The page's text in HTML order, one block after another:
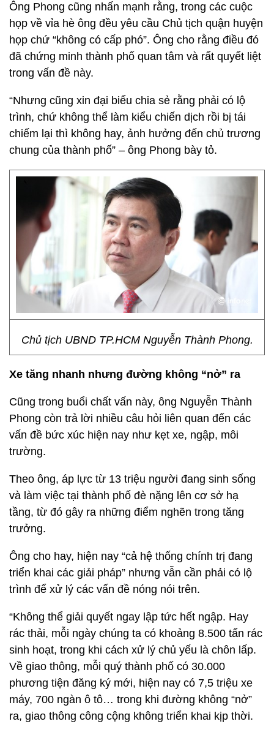
Ông Phong cũng nhấn mạnh rằng, trong các cuộc
họp về vỉa hè ông đều yêu cầu Chủ tịch quận huyện
họp chứ “không có cấp phó”. Ông cho rằng điều đó
đã chứng minh thành phố quan tâm và rất quyết liệt
trong vấn đề này.
“Nhưng cũng xin đại biểu chia sẻ rằng phải có lộ
trình, chứ không thể làm kiểu chiến dịch rồi bị tái
chiếm lại thì không hay, ảnh hưởng đến chủ trương
chung của thành phố” – ông Phong bày tỏ.
Chủ tịch UBND TP.HCM Nguyễn Thành Phong.
Xe tăng nhanh nhưng đường không “nở” ra
Cũng trong buổi chất vấn này, ông Nguyễn Thành
Phong còn trả lời nhiều câu hỏi liên quan đến các
vấn đề bức xúc hiện nay như kẹt xe, ngập, môi
trường.
Theo ông, áp lực từ 13 triệu người đang sinh sống
và làm việc tại thành phố đè nặng lên cơ sở hạ
tầng, từ đó gây ra những điểm nghẽn trong tăng
trưởng.
Ông cho hay, hiện nay “cả hệ thống chính trị đang
triển khai các giải pháp” nhưng vẫn cần phải có lộ
trình để xử lý các vấn đề nóng nói trên.
“Không thể giải quyết ngay lập tức hết ngập. Hay
rác thải, mỗi ngày chúng ta có khoảng 8.500 tấn rác
sinh hoạt, trong khi cách xử lý chủ yếu là chôn lấp.
Về giao thông, mỗi quý thành phố có 30.000
phương tiện đăng ký mới, hiện nay có 7,5 triệu xe
máy, 700 ngàn ô tô… trong khi đường không “nở”
ra, giao thông công cộng không triển khai kịp thời.